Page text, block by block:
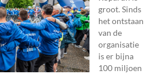
groot. Sinds
het ontstaan
van de
organisatie
is er bijna
100 miljoen